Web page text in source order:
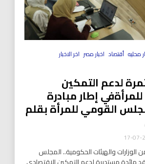
محليه أقتصاد اخبار مصر اخر الاخبار
لدعم التمكين
إطار مبادرة
القومي للمرأة بقلم
والهيئات الحكومية.. المجلس